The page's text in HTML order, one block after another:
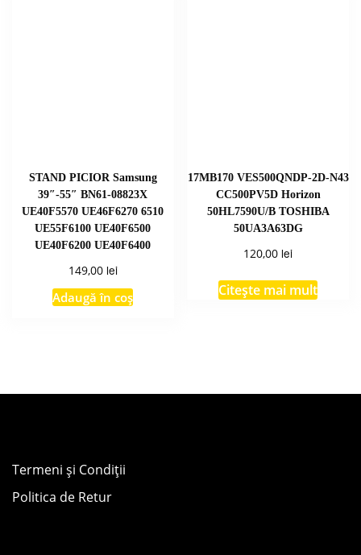
STAND PICIOR Samsung
39″-55″ BN61-08823X
UE40F5570 UE46F6270 6510
UE55F6100 UE40F6500
UE40F6200 UE40F6400
149,00 lei
Adaugă în coș
17MB170 VES500QNDP-2D-N43
CC500PV5D Horizon
50HL7590U/B TOSHIBA
50UA3A63DG
120,00 lei
Citește mai mult
Termeni și Condiții
Politica de Retur